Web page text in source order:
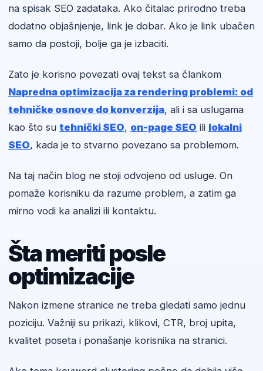
na spisak SEO zadataka. Ako čitalac prirodno treba
dodatno objašnjenje, link je dobar. Ako je link ubačen
samo da postoji, bolje ga je izbaciti.
Zato je korisno povezati ovaj tekst sa člankom
Napredna optimizacija za rendering problemi: od
tehničke osnove do konverzija, ali i sa uslugama
kao što su tehnički SEO, on-page SEO ili lokalni
SEO, kada je to stvarno povezano sa problemom.
Na taj način blog ne stoji odvojeno od usluge. On
pomaže korisniku da razume problem, a zatim ga
mirno vodi ka analizi ili kontaktu.
Šta meriti posle
optimizacije
Nakon izmene stranice ne treba gledati samo jednu
poziciju. Važniji su prikazi, klikovi, CTR, broj upita,
kvalitet poseta i ponašanje korisnika na stranici.